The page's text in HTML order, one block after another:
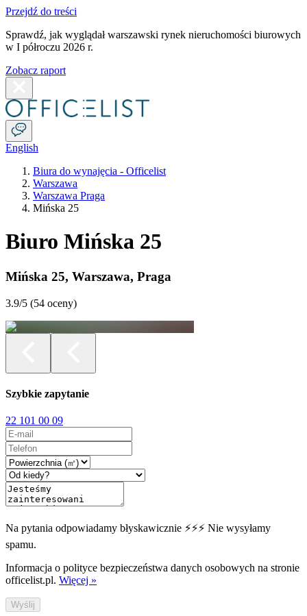
Przejdź do treści
Sprawdź, jak wyglądał warszawski rynek nieruchomości biurowych
w I półroczu 2026 r.
Zobacz raport
English
Biura do wynajęcia - Officelist
Warszawa
Warszawa Praga
Mińska 25
Biuro Mińska 25
Mińska 25, Warszawa, Praga
3.9/5 (54 oceny)
Szybkie zapytanie
22 101 00 09
Na pytania odpowiadamy błyskawicznie ⚡⚡⚡ Nie wysyłamy
spamu.
Informacja o polityce bezpieczeństwa danych osobowych na stronie
officelist.pl. Więcej »
Wyślij